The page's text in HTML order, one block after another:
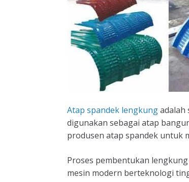
Atap spandek lengkungadalah
digunakan sebagai atap
produsen atap spandek untuk
Proses pembentukan
mesin modern berteknologi